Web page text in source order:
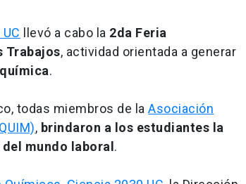
llevó a cabo la 2da Feria
Trabajos, actividad orientada a generar
.
todas miembros de laAsociación
, brindaron a los estudiantes la
mundo laboral .